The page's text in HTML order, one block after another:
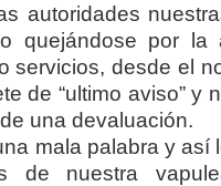
autoridades
quejándose por la
servicios, desde el
de “ultimo aviso” y
una devaluación.
mala palabra y así
de nuestra